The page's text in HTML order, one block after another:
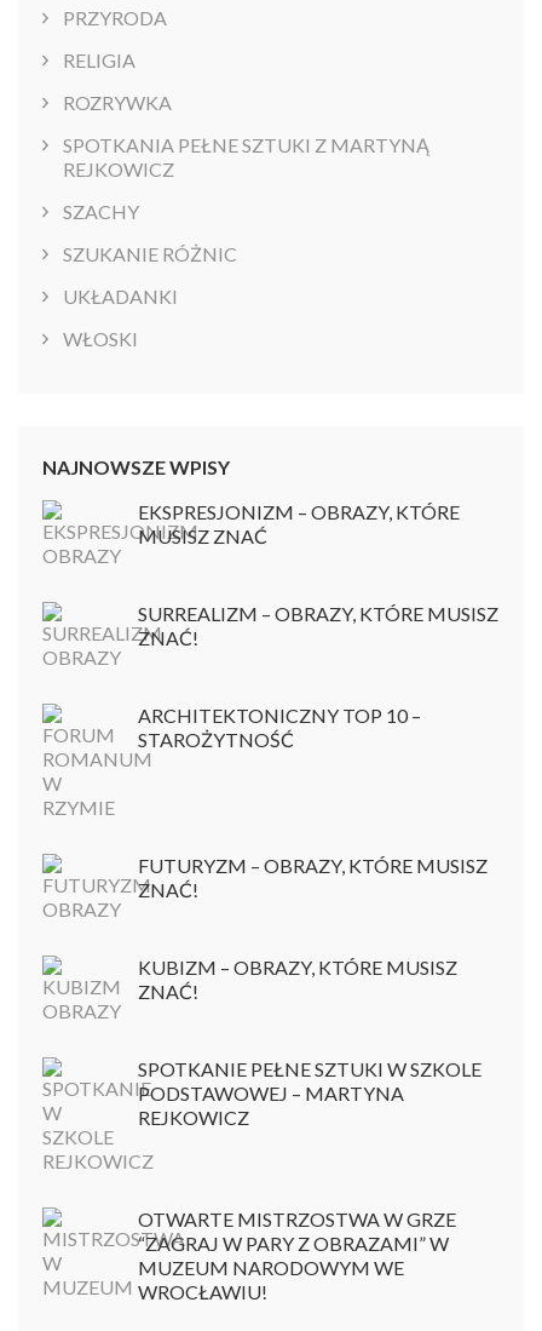
PRZYRODA
RELIGIA
ROZRYWKA
SPOTKANIA PEŁNE SZTUKI Z MARTYNĄ
REJKOWICZ
SZACHY
SZUKANIE RÓŻNIC
UKŁADANKI
WŁOSKI
NAJNOWSZE WPISY
EKSPRESJONIZM – OBRAZY, KTÓRE
MUSISZ ZNAĆ
SURREALIZM – OBRAZY, KTÓRE MUSISZ
ZNAĆ!
ARCHITEKTONICZNY TOP 10 –
STAROŻYTNOŚĆ
FUTURYZM – OBRAZY, KTÓRE MUSISZ
ZNAĆ!
KUBIZM – OBRAZY, KTÓRE MUSISZ
ZNAĆ!
SPOTKANIE PEŁNE SZTUKI W SZKOLE
PODSTAWOWEJ – MARTYNA
REJKOWICZ
OTWARTE MISTRZOSTWA W GRZE
“ZAGRAJ W PARY Z OBRAZAMI” W
MUZEUM NARODOWYM WE
WROCŁAWIU!